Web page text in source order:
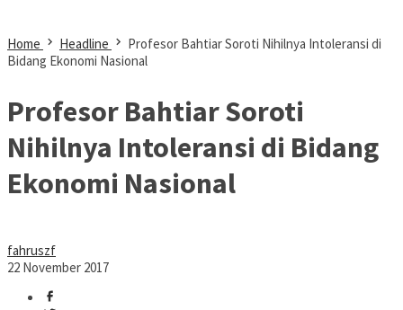
Home Headline
Profesor Bahtiar Soroti Nihilnya Intoleransi di
Bidang Ekonomi Nasional
Profesor Bahtiar Soroti
Nihilnya Intoleransi di Bidang
Ekonomi Nasional
fahruszf
22 November 2017